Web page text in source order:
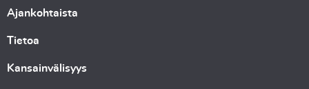
Ajankohtaista
Tietoa
Kansainvälisyys